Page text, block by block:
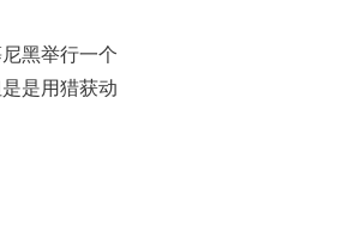
黑举行一个
是用猎获动